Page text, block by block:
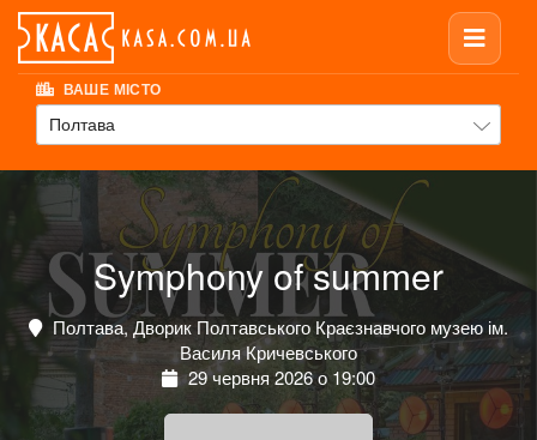
ВАШЕ МІСТО
Полтава
Symphony of summer
Полтава, Дворик Полтавського Краєзнавчого музею ім.
Василя Кричевського
29 червня 2026 о 19:00